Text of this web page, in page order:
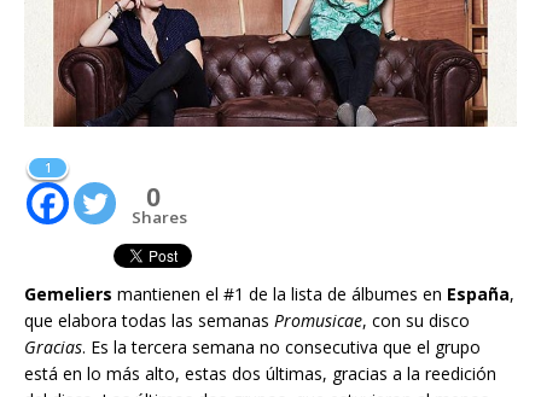
1
0
Shares
Gemeliers mantienen el #1 de la lista de álbumes en España,
que elabora todas las semanas Promusicae, con su disco
Gracias. Es la tercera semana no consecutiva que el grupo
está en lo más alto, estas dos últimas, gracias a la reedición